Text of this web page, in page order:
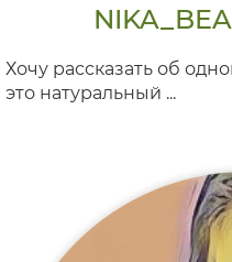
Хочу рассказать об
это натуральный ...